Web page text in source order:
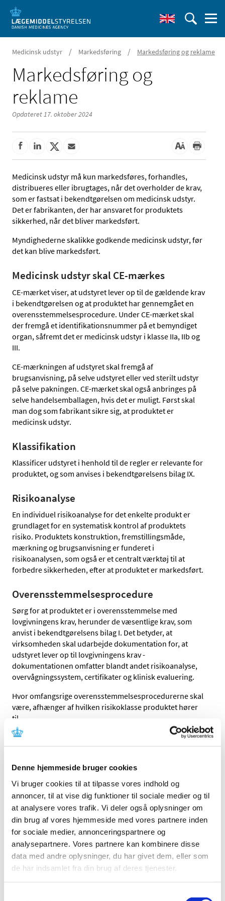
Denne hjemmeside bruger cookies
Vi bruger cookies til at tilpasse vores indhold og
annoncer, til at vise dig funktioner til sociale medier og til
at analysere vores trafik. Vi deler også oplysninger om
din brug af vores hjemmeside med vores partnere inden
for sociale medier, annonceringspartnere og
analysepartnere. Vores partnere kan kombinere disse
data med andre oplysninger, du har givet dem, eller som
de har indsamlet fra din brug af deres tjenester.
Medicinsk udstyr / Markedsføring / Markedsføring og reklame
Markedsføring og
reklame
Opdateret 17. oktober 2024
Medicinsk udstyr må kun markedsføres, forhandles,
distribueres eller ibrugtages, når det overholder de krav,
som er fastsat i bekendtgørelsen om medicinsk udstyr.
Det er fabrikanten, der har ansvaret for produktets
sikkerhed, når det bliver markedsført.
Myndighederne skalikke godkende medicinsk udstyr, før
det kan blive markedsført.
Medicinsk udstyr skal CE-mærkes
CE-mærket viser, at udstyret lever op til de gældende krav
i bekendtgørelsen og at produktet har gennemgået en
overensstemmelsesprocedure. Under CE-mærket skal
der fremgå et identifikationsnummer på et bemyndiget
organ, såfremt det er medicinsk udstyr i klasse IIa, IIb og
III.
CE-mærkningen af udstyret skal fremgå af
brugsanvisning, på selve udstyret eller ved sterilt udstyr
på selve pakningen. CE-mærket skal også anbringes på
selve handelsemballagen, hvis det er muligt. Først skal
man dog som fabrikant sikre sig, at produktet er
medicinsk udstyr.
Klassifikation
Klassificer udstyret i henhold til de regler er relevante for
produktet, og som anvises i bekendtgørelsens bilag IX.
Risikoanalyse
En individuel risikoanalyse for det enkelte produkt er
grundlaget for en systematisk kontrol af produktets
risiko. Produktets konstruktion, fremstillingsmåde,
mærkning og brugsanvisning er funderet i
risikoanalysen, som også er et centralt værktøj til at
forbedre sikkerheden, efter at produktet er markedsført.
Overensstemmelsesprocedure
Sørg for at produktet er i overensstemmelse med
lovgivningens krav, herunder de væsentlige krav, som
anvist i bekendtgørelsens bilag I. Det betyder, at
virksomheden skal udarbejde dokumentation for, at
udstyret lever op til lovgivningens krav -
dokumentationen omfatter blandt andet risikoanalyse,
overvågningssystem, certifikater og klinisk evaluering.
Hvor omfangsrige overensstemmelsesprocedurerne skal
være, afhænger af hvilken risikoklasse produktet hører
til.
For produkter der hører til i en højere risikoklasse end I,
skal fabrikanten vælge et bemyndiget organ til at
organ skal være udpeget af myndighederne. Det
bemyndigede organ udsteder et certifikat, såfremt
dokumentationen er i orden. Certifikatet indgår i
fabrikantens dokumentation for produktets sikkerhed.
Markedsovervågning
Etabler et fungerende overvågningssystem. Det skal sikre,
at oplysninger om brug og sikkerhed ved udstyret bliver
modtaget og behandlet systematisk efter